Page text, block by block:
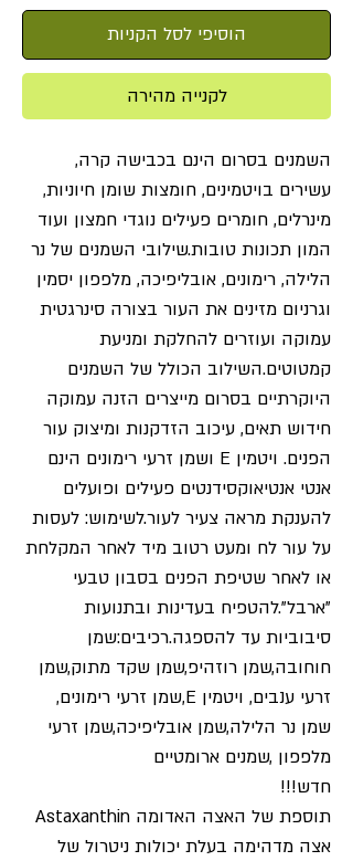
הוסיפי לסל הקניות
לקנייה מהירה
השמנים בסרום הינם בכבישה קרה,
עשירים בויטמינים, חומצות שומן חיוניות,
מינרלים, חומרים פעילים נוגדי חמצון ועוד
המון תכונות טובות.שילובי השמנים של נר
הלילה, רימונים, אובליפיכה, מלפפון יסמין
וגרניום מזינים את העור בצורה סינרגטית
עמוקה ועוזרים להחלקת ומניעת
קמטוטים.השילוב הכולל של השמנים
היוקרתיים בסרום מייצרים הזנה עמוקה
חידוש תאים, עיכוב הזדקנות ומיצוק עור
הפנים. ויטמין E ושמן זרעי רימונים הינם
אנטי אנטיאוקסידנטים פעילים ופועלים
להענקת מראה צעיר לעור.לשימוש: לעסות
על עור לח ומעט רטוב מיד לאחר המקלחת
או לאחר שטיפת הפנים בסבון טבעי
"ארבל".להטפיח בעדינות ובתנועות
סיבוביות עד להספגה.רכיבים:שמן
חוחובה,שמן רוזהיפ,שמן שקד מתוק,שמן
זרעי ענבים, ויטמין E,שמן זרעי רימונים,
שמן נר הלילה,שמן אובליפיכה,שמן זרעי
מלפפון ,שמנים ארומטיים
חדש!!!
תוספת של האצה האדומה Astaxanthin
אצה מדהימה בעלת יכולות ניטרול של